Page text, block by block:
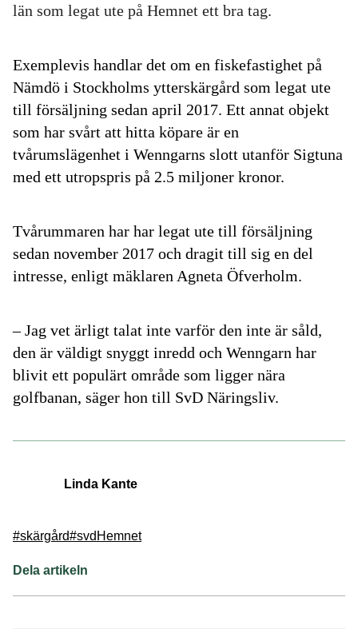
län som legat ute på Hemnet ett bra tag.
Exemplevis handlar det om en fiskefastighet på
Nämdö i Stockholms ytterskärgård som legat ute
till försäljning sedan april 2017. Ett annat objekt
som har svårt att hitta köpare är en
tvårumslägenhet i Wenngarns slott utanför Sigtuna
med ett utropspris på 2.5 miljoner kronor.
Tvårummaren har har legat ute till försäljning
sedan november 2017 och dragit till sig en del
intresse, enligt mäklaren Agneta Öfverholm.
– Jag vet ärligt talat inte varför den inte är såld,
den är väldigt snyggt inredd och Wenngarn har
blivit ett populärt område som ligger nära
golfbanan, säger hon till SvD Näringsliv.
Linda Kante
#skärgård#svd Hemnet
Dela artikeln